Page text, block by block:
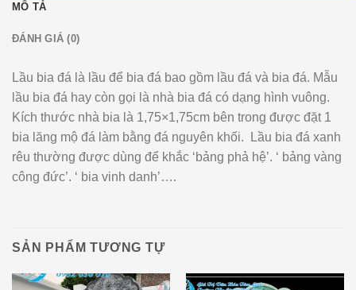
MÔ TẢ
ĐÁNH GIÁ (0)
Lầu bia đá là lầu để bia đá bao gồm lầu đá và bia đá. Mẫu
lầu bia đá hay còn gọi là nhà bia đá có dạng hình vuông.
Kích thước nhà bia là 1,75×1,75cm bên trong được đặt 1
bia lăng mộ đá làm bằng đá nguyên khối. Lầu bia đá xanh
rêu thường được dùng để khắc ‘bảng phả hệ’. ‘ bảng vàng
công đức’. ‘ bia vinh danh’….
SẢN PHẨM TƯƠNG TỰ